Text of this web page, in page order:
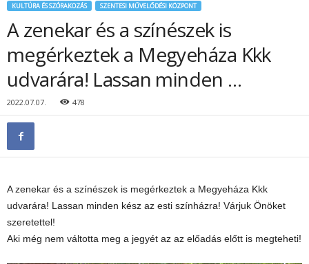
KULTÚRA ÉS SZÓRAKOZÁS SZENTESI MŰVELŐDÉSI KÖZPONT
A zenekar és a színészek is
megérkeztek a Megyeháza Kkk
udvarára! Lassan minden …
2022.07.07. 478
A zenekar és a színészek is megérkeztek a Megyeháza Kkk
udvarára! Lassan minden kész az esti színházra! Várjuk Önöket
szeretettel!
Aki még nem váltotta meg a jegyét az az előadás előtt is megteheti!